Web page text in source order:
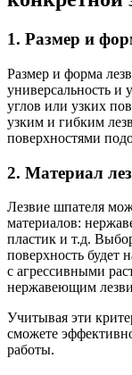
1. Размер и
Размер и форма
универсальность и
углов или узких
узким и гибким
поверхностями
2. Материал
Лезвие шпателя
материалов:
пластик и т.д.
поверхность будет
с агрессивными
нержавеющим
Учитывая эти
сможете
работы.